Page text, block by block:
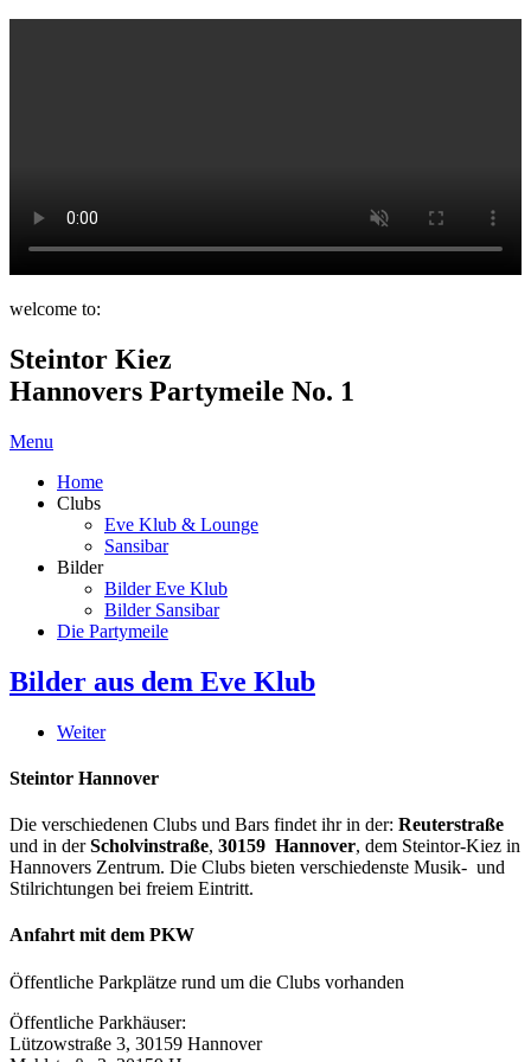
welcome to:
Steintor Kiez
Hannovers Partymeile No. 1
Menu
Home
Clubs
Eve Klub & Lounge
Sansibar
Bilder
Bilder Eve Klub
Bilder Sansibar
Die Partymeile
Bilder aus dem Eve Klub
Weiter
Steintor Hannover
Die verschiedenen Clubs und Bars findet ihr in der: Reuterstraße
und in derScholvinstraße, 30159 Hannover, dem Steintor-Kiez in
Hannovers Zentrum. Die Clubs bieten verschiedenste Musik- und
Stilrichtungen bei freiem Eintritt.
Anfahrt mit dem PKW
Öffentliche Parkplätze rund um die Clubs vorhanden
Öffentliche Parkhäuser:
Lützowstraße 3, 30159 Hannover